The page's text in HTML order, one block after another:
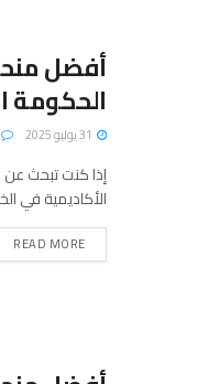
أفضل
الحكومة
إذا كنت تبحث
الأكاديمية في
READ MORE